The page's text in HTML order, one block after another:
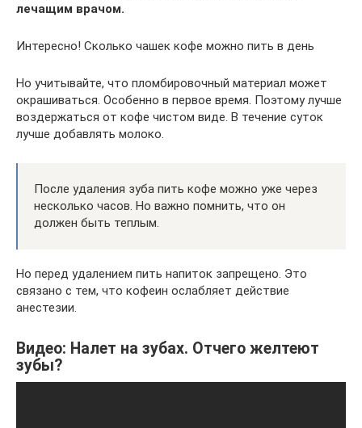
лечащим врачом.
Интересно! Сколько чашек кофе можно пить в день
Но учитывайте, что пломбировочный материал может
окрашиваться. Особенно в первое время. Поэтому лучше
воздержаться от кофе чистом виде. В течение суток
лучше добавлять молоко.
После удаления зуба пить кофе можно уже через
несколько часов. Но важно помнить, что он
должен быть теплым.
Но перед удалением пить напиток запрещено. Это
связано с тем, что кофеин ослабляет действие
анестезии.
Видео: Налет на зубах. Отчего желтеют
зубы?